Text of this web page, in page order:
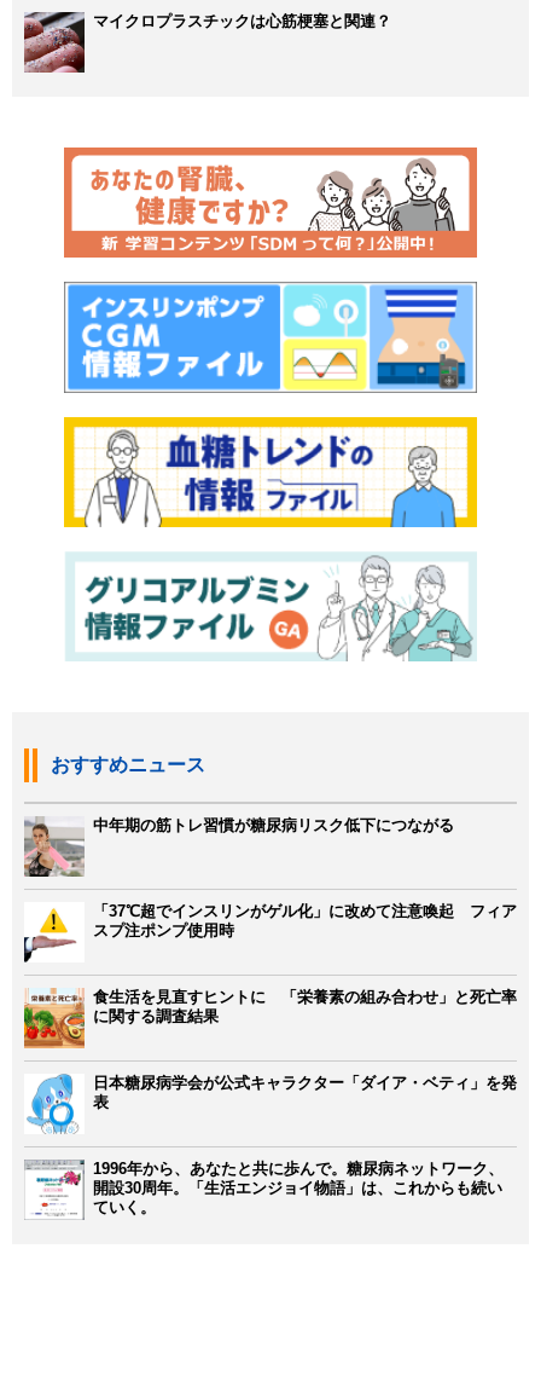
マイクロプラスチックは心筋梗塞と関連？
おすすめニュース
中年期の筋トレ習慣が糖尿病リスク低下につながる
「37℃超でインスリンがゲル化」に改めて注意喚起 フィア
スプ注ポンプ使用時
食生活を見直すヒントに 「栄養素の組み合わせ」と死亡率
に関する調査結果
日本糖尿病学会が公式キャラクター「ダイア・ベティ」を発
表
1996年から、あなたと共に歩んで。糖尿病ネットワーク、
開設30周年。「生活エンジョイ物語」は、これからも続い
ていく。